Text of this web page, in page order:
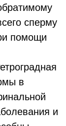
сперму
помощи
в
и